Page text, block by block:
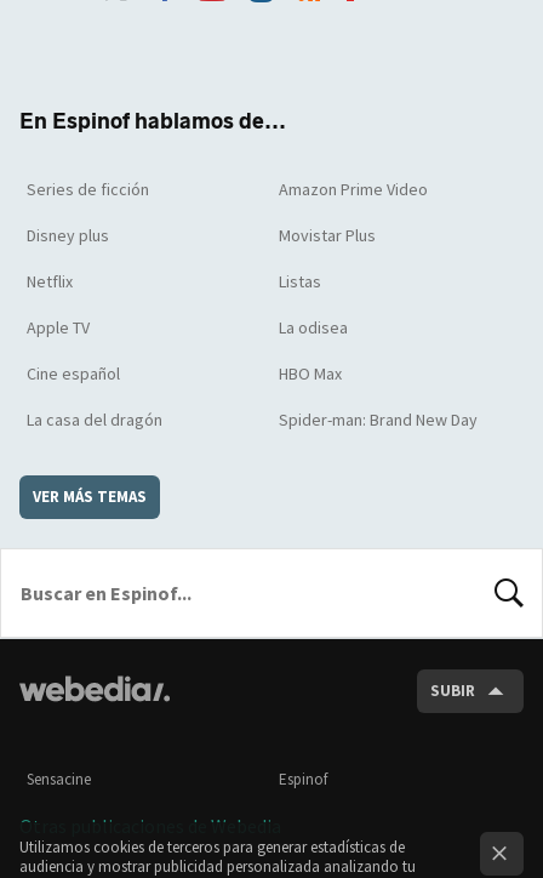
En Espinof hablamos de...
Series de ficción Amazon Prime Video
Disney plus Movistar Plus
Netflix Listas
Apple TV La odisea
Cine español HBO Max
La casa del dragón Spider-man: Brand New Day
VER MÁS TEMAS
SUBIR
Sensacine Espinof
Otras publicaciones de Webedia
Utilizamos cookies de terceros para generar estadísticas de
audiencia y mostrar publicidad personalizada analizando tu